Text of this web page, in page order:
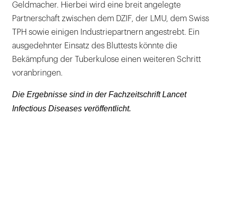
Geldmacher. Hierbei wird eine breit angelegte
Partnerschaft zwischen dem DZIF, der LMU, dem Swiss
TPH sowie einigen Industriepartnern angestrebt. Ein
ausgedehnter Einsatz des Bluttests könnte die
Bekämpfung der Tuberkulose einen weiteren Schritt
voranbringen.
Die Ergebnisse sind in der Fachzeitschrift Lancet
Infectious Diseases veröffentlicht.